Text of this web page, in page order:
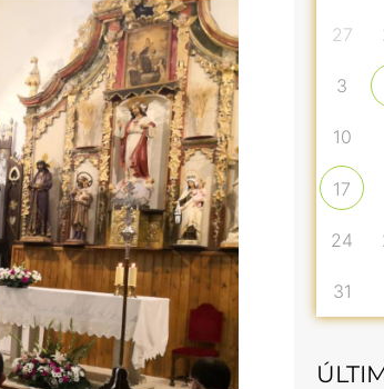
27
3
10
17
24
31